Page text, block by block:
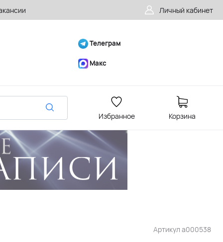
Личный кабинет
Телеграм
Макс
Избранное Корзина
Артикул a000538